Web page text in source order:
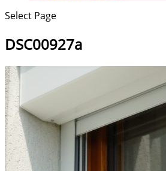
Select Page
DSC00927a